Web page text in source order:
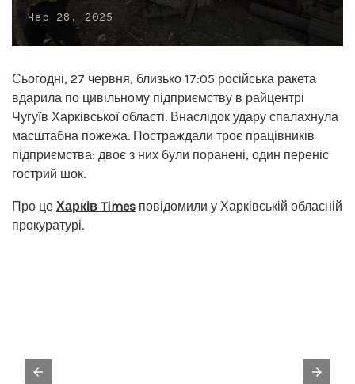
Чер 28, 2025
Сьогодні, 27 червня, близько 17:05 російська ракета
вдарила по цивільному підприємству в райцентрі
Чугуїв Харківської області. Внаслідок удару спалахнула
масштабна пожежа. Постраждали троє працівників
підприємства: двоє з них були поранені, один переніс
гострий шок.
Про це Харків Times повідомили у Харківській обласній
прокуратурі.